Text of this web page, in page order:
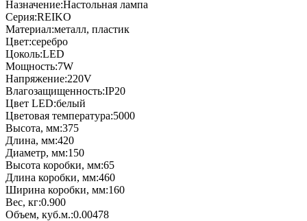
Назначение:Настольная лампа
Серия:REIKO
Материал:металл, пластик
Цвет:серебро
Цоколь:LED
Мощность:7W
Напряжение:220V
Влагозащищенность:IP20
Цвет LED:белый
Цветовая температура:5000
Высота, мм:375
Длина, мм:420
Диаметр, мм:150
Высота коробки, мм:65
Длина коробки, мм:460
Ширина коробки, мм:160
Вес, кг:0.900
Объем, куб.м.:0.00478